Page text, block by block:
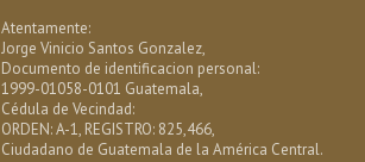
Atentamente:
Jorge Vinicio Santos Gonzalez,
Documento de identificacion personal:
1999-01058-0101 Guatemala,
Cédula de Vecindad:
ORDEN: A-1, REGISTRO: 825,466,
Ciudadano de Guatemala de la América Central.